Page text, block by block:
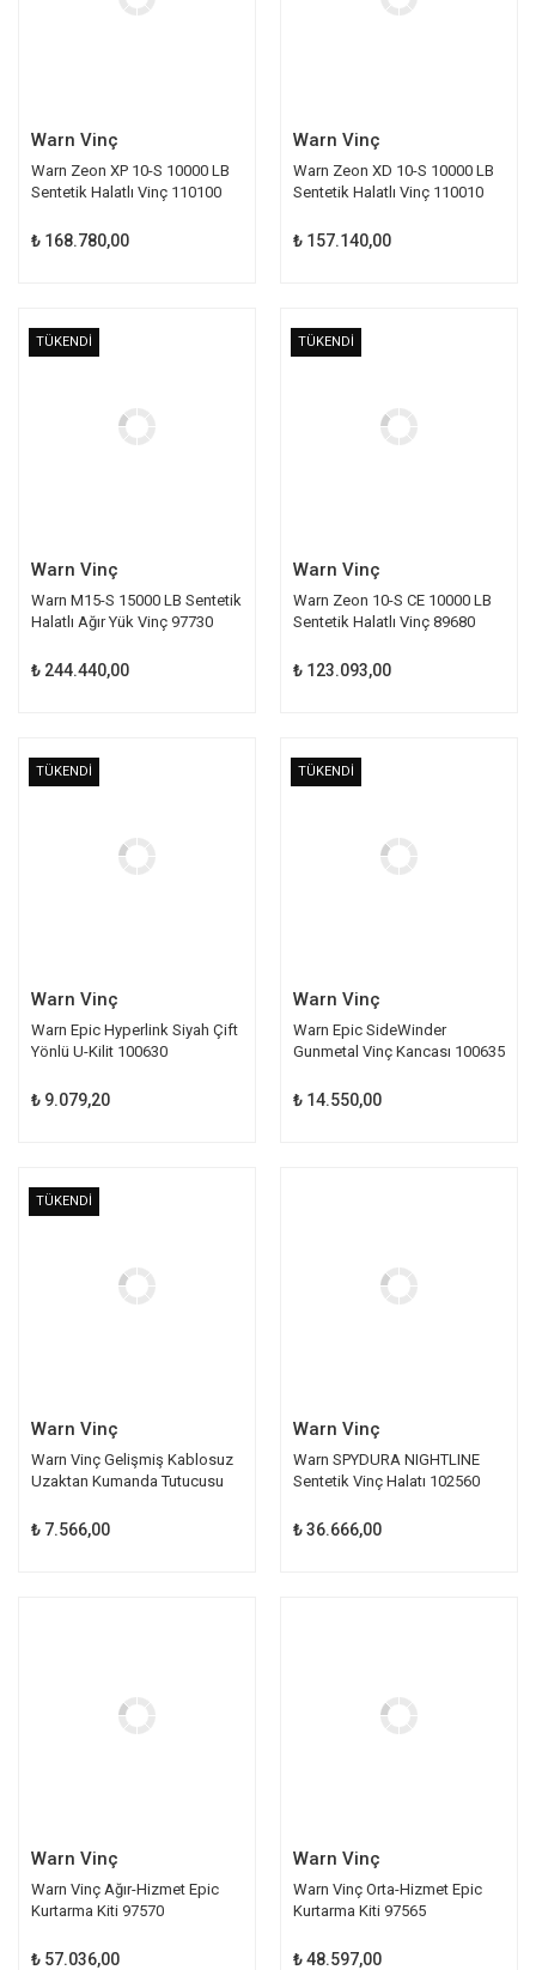
Warn Vinç
Warn Zeon XP 10-S 10000 LB
Sentetik Halatlı Vinç 110100
₺ 168.780,00
Warn Vinç
Warn Zeon XD 10-S 10000 LB
Sentetik Halatlı Vinç 110010
₺ 157.140,00
TÜKENDİ
Warn Vinç
Warn M15-S 15000 LB Sentetik
Halatlı Ağır Yük Vinç 97730
₺ 244.440,00
TÜKENDİ
Warn Vinç
Warn Zeon 10-S CE 10000 LB
Sentetik Halatlı Vinç 89680
₺ 123.093,00
TÜKENDİ
Warn Vinç
Warn Epic Hyperlink Siyah Çift
Yönlü U-Kilit 100630
₺ 9.079,20
TÜKENDİ
Warn Vinç
Warn Epic SideWinder
Gunmetal Vinç Kancası 100635
₺ 14.550,00
TÜKENDİ
Warn Vinç
Warn Vinç Gelişmiş Kablosuz
Uzaktan Kumanda Tutucusu
₺ 7.566,00
Warn Vinç
Warn SPYDURA NIGHTLINE
Sentetik Vinç Halatı 102560
₺ 36.666,00
Warn Vinç
Warn Vinç Ağır-Hizmet Epic
Kurtarma Kiti 97570
₺ 57.036,00
Warn Vinç
Warn Vinç Orta-Hizmet Epic
Kurtarma Kiti 97565
₺ 48.597,00